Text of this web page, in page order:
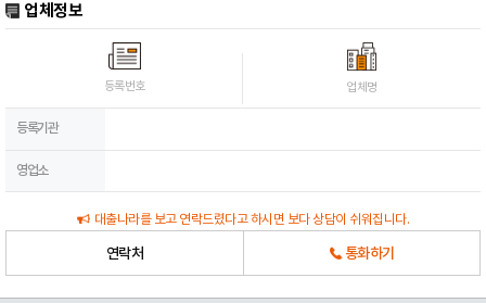
업체정보
등록번호 업체명
등록기관
영업소
대출나라를 보고 연락드렸다고 하시면 보다 상담이 쉬워집니다.
연락처 통화하기